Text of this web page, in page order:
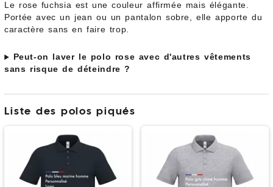
Le rose fuchsia est une couleur affirmée mais élégante.
Portée avec un jean ou un pantalon sobre, elle apporte du
caractère sans en faire trop.
Peut-on laver le polo rose avec d'autres vêtements
sans risque de déteindre ?
Liste des polos piqués